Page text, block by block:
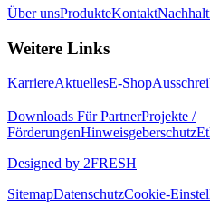
Über unsProdukteKontakt
Weitere Links
KarriereAktuellesE-Shop
Downloads Für PartnerProjekte /
FörderungenHinweisgeberschutz
Designed by 2FRESH
SitemapDatenschutzCookie-